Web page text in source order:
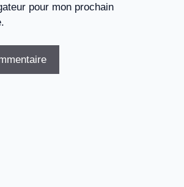
pour mon prochain